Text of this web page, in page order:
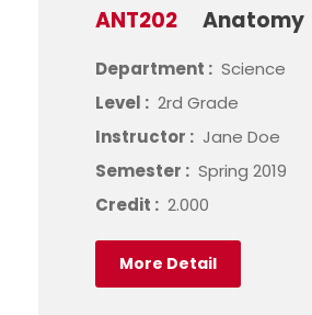
ANT202 Anatomy
Department : Science
Level : 2rd Grade
Instructor : Jane Doe
Semester : Spring 2019
Credit : 2.000
More Detail